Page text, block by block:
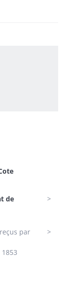
de
par